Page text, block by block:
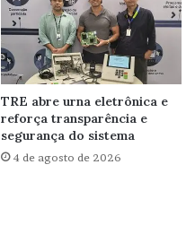
TRE abre urna eletrônica e
reforça transparência e
segurança do sistema
4 de agosto de 2026